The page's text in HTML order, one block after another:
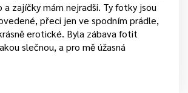
a zajíčky mám nejradši. Ty fotky jsou
přeci jen ve spodním prádle,
erotické. Byla zábava fotit
slečnou, a pro mě úžasná